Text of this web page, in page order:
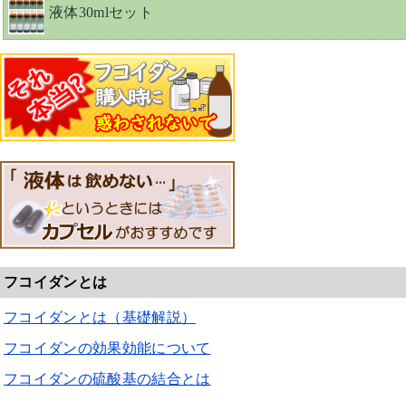
液体30mlセット
フコイダンとは
フコイダンとは（基礎解説）
フコイダンの効果効能について
フコイダンの硫酸基の結合とは